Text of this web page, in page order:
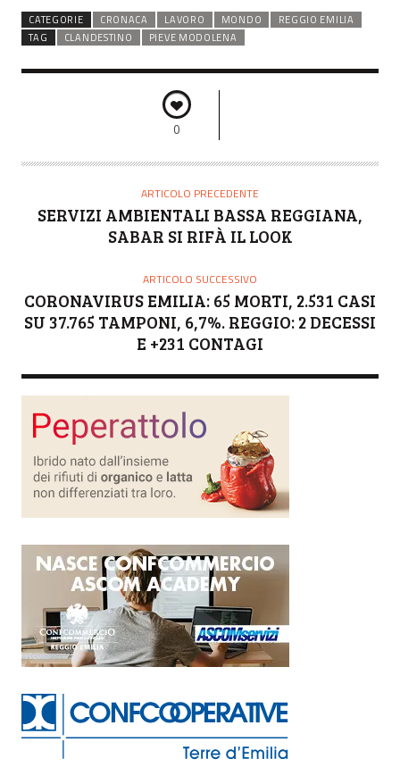
CATEGORIE CRONACA LAVORO MONDO
REGGIO EMILIA
TAG
CLANDESTINO PIEVE MODOLENA
0
ARTICOLO PRECEDENTE
SERVIZI AMBIENTALI BASSA REGGIANA,
SABAR SI RIFÀ IL LOOK
ARTICOLO SUCCESSIVO
CORONAVIRUS EMILIA: 65 MORTI, 2.531 CASI
SU 37.765 TAMPONI, 6,7%. REGGIO: 2 DECESSI
E +231 CONTAGI